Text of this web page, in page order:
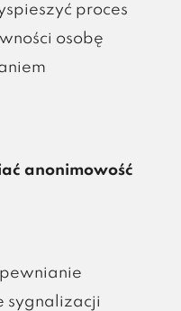
proces
osobę
anonimowość
sygnalizacji